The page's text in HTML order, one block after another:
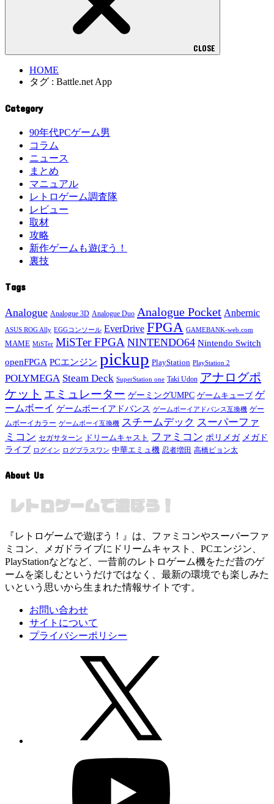
CLOSE
HOME
タグ : Battle.net App
Category
90年代PCゲーム男
コラム
ニュース
まとめ
マニュアル
レトロゲーム調査隊
レビュー
取材
攻略
新作ゲームも遊ぼう！
裏技
Tags
Analogue Analogue 3D Analogue Duo Analogue Pocket Anbernic
ASUS ROG Ally EGGコンソール EverDrive FPGA GAMEBANK-web.com
MAME MiSTer MiSTer FPGA NINTENDO64 Nintendo Switch
openFPGA PCエンジン pickup PlayStation PlayStation 2
POLYMEGA Steam Deck SuperStation one Taki Udon アナログポ
ケット エミュレーター ゲーミングUMPC ゲームキューブ ゲ
ームボーイ ゲームボーイアドバンス ゲームボーイアドバンス互換機 ゲー
ムボーイカラー ゲームボーイ互換機 スチームデック スーパーファ
ミコン セガサターン ドリームキャスト ファミコン ポリメガ メガド
ライブ ログイン ログプラスワン 中華エミュ機 忍者増田 高橋ピョン太
About Us
『レトロゲームで遊ぼう！』は、ファミコンやスーパーファ
ミコン、メガドライブにドリームキャスト、PCエンジン、
PlayStationなどなど、一昔前のレトロゲーム機をただ昔のゲ
ームを楽しむというだけではなく、最新の環境でも楽しみた
いという思いから生まれた情報サイトです。
お問い合わせ
サイトについて
プライバシーポリシー